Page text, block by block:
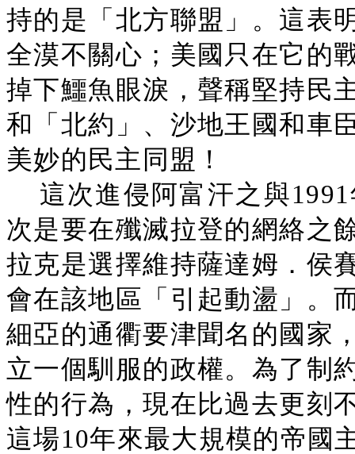
持的是「北方聯盟」。這表
全漠不關心；美國只在它的
掉下鱷魚眼淚，聲稱堅持民
和「北約」、沙地王國和車
美妙的民主同盟！
這次進侵阿富汗之與
次是要在殲滅拉登的網絡之
拉克是選擇維持薩達姆．侯
會在該地區「引起動盪」。
細亞的通衢要津聞名的國家
立一個馴服的政權。為了制
性的行為，現在比過去更刻
這場10年來最大規模的帝國